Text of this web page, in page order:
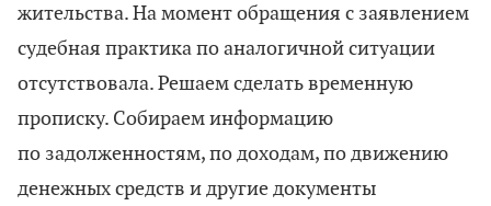
жительства. На момент обращения с заявлением
судебная практика по аналогичной ситуации
отсутствовала. Решаем сделать временную
прописку. Собираем информацию
по задолженностям, по доходам, по движению
денежных средств и другие документы